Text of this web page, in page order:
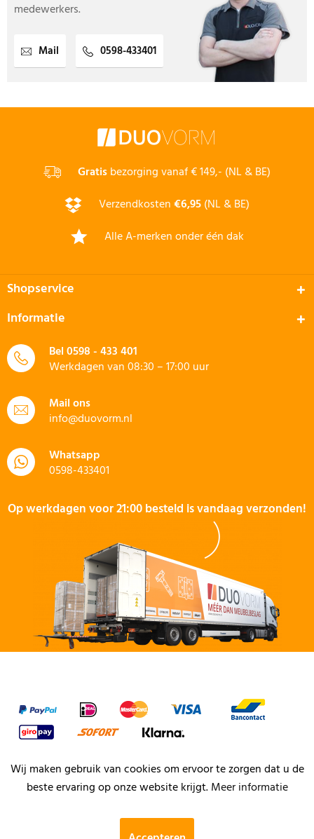
medewerkers.
Mail 0598-433401
Gratisbezorging vanaf € 149,- (NL & BE)
Verzendkosten€6,95(NL & BE)
Alle A-merken onder één dak
Shopservice
Informatie
Bel0598 - 433 401
Werkdagen van 08:30 – 17:00 uur
Mail ons
info@duovorm.nl
Whatsapp
0598-433401
Op werkdagen voor 21:00 besteld is vandaag verzonden!
Wij maken gebruik van cookies om ervoor te zorgen dat u de
beste ervaring op onze website krijgt.Meer informatie